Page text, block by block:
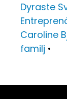
Dyraste
Caroline
familj •